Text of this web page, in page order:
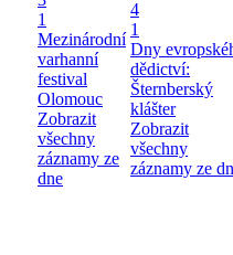
1
Mezinárodní
varhanní
festival
Olomouc
Zobrazit
všechny
záznamy ze
dne
4
1
Dny
dědictví:
Šternberský
klášter
Zobrazit
všechny
záznamy ze